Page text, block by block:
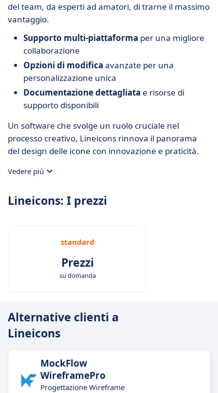
del team, da esperti ad amatori, di trarne il massimo
vantaggio.
Supporto multi-piattaforma per una migliore
collaborazione
Opzioni di modifica avanzate per una
personalizzazione unica
Documentazione dettagliata e risorse di
supporto disponibili
Un software che svolge un ruolo cruciale nel
processo creativo, Lineicons rinnova il panorama
del design delle icone con innovazione e praticità.
Vedere più
Lineicons: I prezzi
standard
Prezzi
su domanda
Alternative clienti a
Lineicons
MockFlow
WireframePro
Progettazione Wireframe